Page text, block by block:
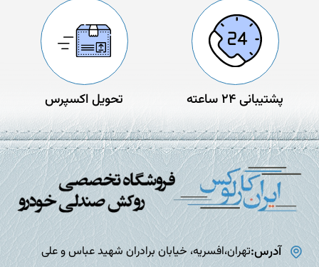
پشتیبانی 24 ساعته تحویل اکسپرس
آدرس:تهران،افسریه، خیابان برادران شهید عباس و علی